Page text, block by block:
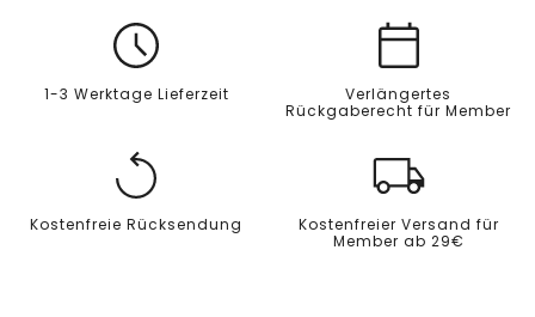
1-3 Werktage Lieferzeit
Verlängertes
Rückgaberecht für Member
Kostenfreie Rücksendung
Kostenfreier Versand für
Member ab 29€